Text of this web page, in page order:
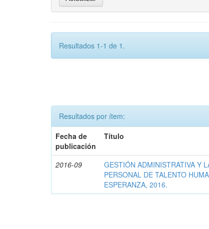
Resultados 1-1 de 1.
Resultados por ítem:
Fecha de
publicación
Título
2016-09
GESTIÓN ADMINISTRATIVA Y
PERSONAL DE TALENTO
ESPERANZA, 2016.